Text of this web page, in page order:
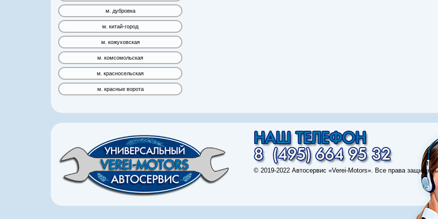
м. дубровка
м. китай-город
м. кожуховская
м. комсомольская
м. красносельская
м. красные ворота
© 2019-2022 Автосервис «Verei-Motors». Все права